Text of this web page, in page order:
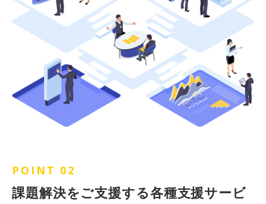
POINT 02
課題解決をご支援する各種支援サービ